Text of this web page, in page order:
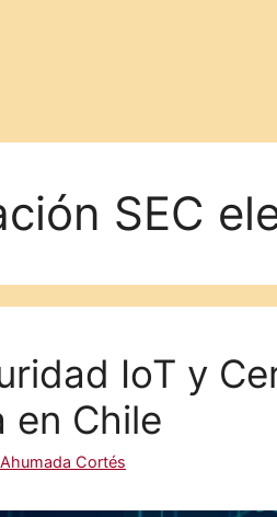
SEC
IoT y
en Chile
Cortés